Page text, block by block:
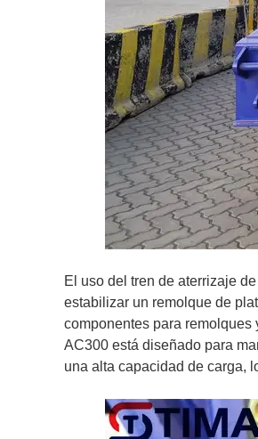
El uso del tren de aterrizaje
estabilizar un remolque de
componentes para
AC300 está diseñado para
una alta capacidad de carga,